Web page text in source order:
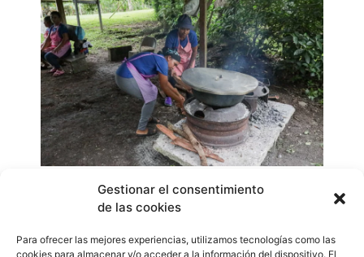
Gestionar el consentimiento
de las cookies
Para ofrecer las mejores experiencias, utilizamos tecnologías como las
cookies para almacenar y/o acceder a la información del dispositivo. El
Actualmente, el programa Redes de Familia atiende 10
provincias y 5 comarcas, divididos en 59 distritos y 197
155 se encuentran dentro del Plan Colmena, estrategia